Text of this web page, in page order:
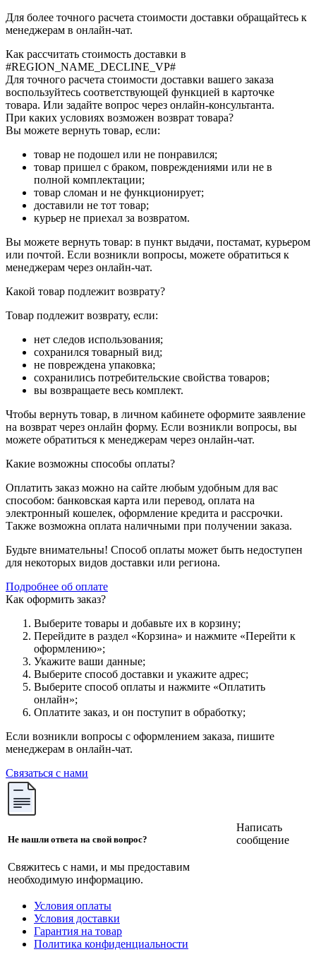
Для более точного расчета стоимости доставки обращайтесь к
менеджерам в онлайн-чат.
Как рассчитать стоимость доставки в
#REGION_NAME_DECLINE_VP#
Для точного расчета стоимости доставки вашего заказа
воспользуйтесь соответствующей функцией в карточке
товара. Или задайте вопрос через онлайн-консультанта.
При каких условиях возможен возврат товара?
Вы можете вернуть товар, если:
товар не подошел или не понравился;
товар пришел с браком, повреждениями или не в
полной комплектации;
товар сломан и не функционирует;
доставили не тот товар;
курьер не приехал за возвратом.
Вы можете вернуть товар: в пункт выдачи, постамат, курьером
или почтой. Если возникли вопросы, можете обратиться к
менеджерам через онлайн-чат.
Какой товар подлежит возврату?
Товар подлежит возврату, если:
нет следов использования;
сохранился товарный вид;
не повреждена упаковка;
сохранились потребительские свойства товаров;
вы возвращаете весь комплект.
Чтобы вернуть товар, в личном кабинете оформите заявление
на возврат через онлайн форму. Если возникли вопросы, вы
можете обратиться к менеджерам через онлайн-чат.
Какие возможны способы оплаты?
Оплатить заказ можно на сайте любым удобным для вас
способом: банковская карта или перевод, оплата на
электронный кошелек, оформление кредита и рассрочки.
Также возможна оплата наличными при получении заказа.
Будьте внимательны! Способ оплаты может быть недоступен
для некоторых видов доставки или региона.
Подробнее об оплате
Как оформить заказ?
Выберите товары и добавьте их в корзину;
Перейдите в раздел «Корзина» и нажмите «Перейти к
оформлению»;
Укажите ваши данные;
Выберите способ доставки и укажите адрес;
Выберите способ оплаты и нажмите «Оплатить
онлайн»;
Оплатите заказ, и он поступит в обработку;
Если возникли вопросы с оформлением заказа, пишите
менеджерам в онлайн-чат.
Связаться с нами
Не нашли ответа на свой вопрос?
Свяжитесь с нами, и мы предоставим
необходимую информацию.
Написать
сообщение
Условия оплаты
Условия доставки
Гарантия на товар
Политика конфиденциальности